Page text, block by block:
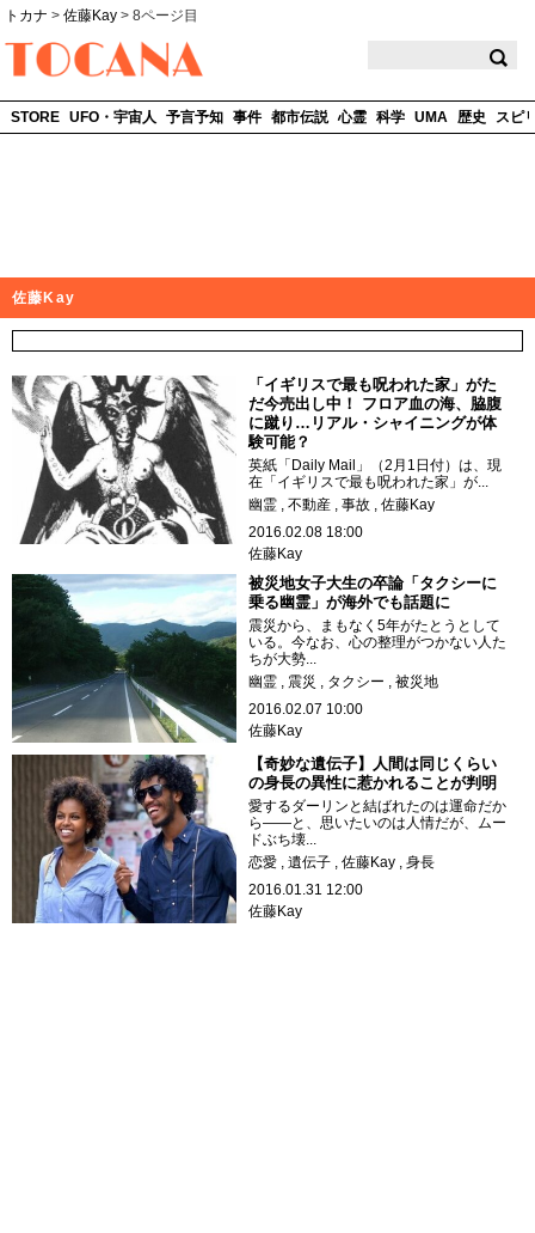
トカナ > 佐藤Kay > 8ページ目
STORE UFO・宇宙人 予言予知 事件 都市伝説 心霊 科学 UMA 歴史 スピ
佐藤Kay
「イギリスで最も呪われた家」がた
だ今売出し中！ フロア血の海、脇腹
に蹴り…リアル・シャイニングが体
験可能？
英紙「Daily Mail」（2月1日付）は、現
在「イギリスで最も呪われた家」が...
幽霊
不動産 事故
佐藤Kay
2016.02.08 18:00
佐藤Kay
被災地女子大生の卒論「タクシーに
乗る幽霊」が海外でも話題に
震災から、まもなく5年がたとうとして
いる。今なお、心の整理がつかない人た
ちが大勢...
幽霊
震災 タクシー
被災地
2016.02.07 10:00
佐藤Kay
【奇妙な遺伝子】人間は同じくらい
の身長の異性に惹かれることが判明
愛するダーリンと結ばれたのは運命だか
ら――と、思いたいのは人情だが、ムー
ドぶち壊...
恋愛
遺伝子 佐藤Kay
身長
2016.01.31 12:00
佐藤Kay